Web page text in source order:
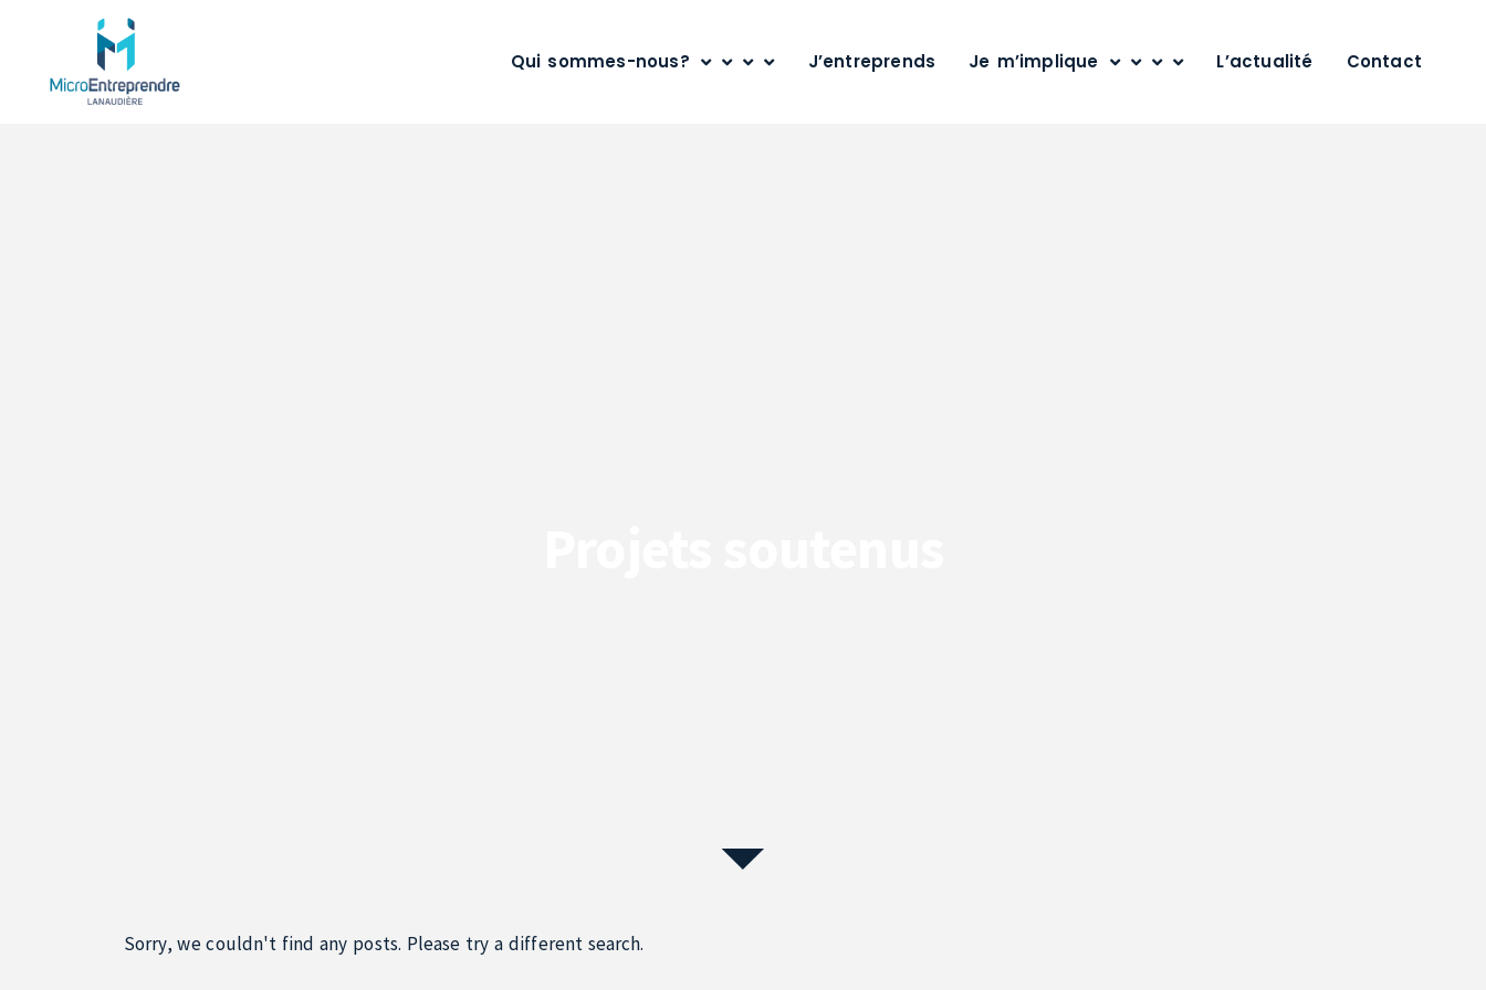
Qui sommes-nous? J’entreprends Je m’implique L’actualité Contact
Sorry, we couldn't find any posts. Please try a different search.